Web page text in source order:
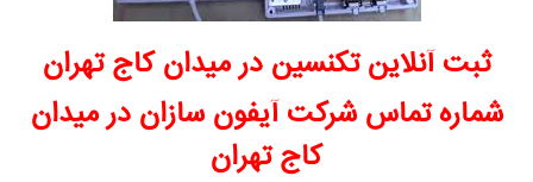
ثبت آنلاین تکنسین در میدان کاج تهران
شماره تماس شرکت آیفون سازان در میدان
کاج تهران